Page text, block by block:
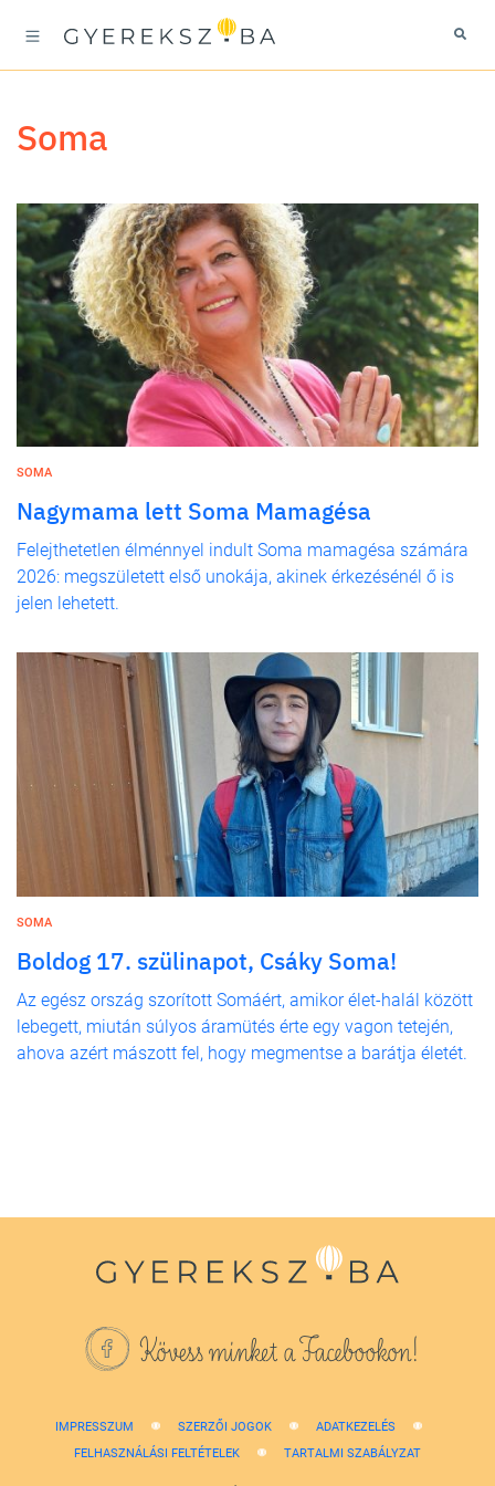
Soma
SOMA
Nagymama lett Soma Mamagésa
Felejthetetlen élménnyel indult Soma mamagésa számára
2026: megszületett első unokája, akinek érkezésénél ő is
jelen lehetett.
SOMA
Boldog 17. szülinapot, Csáky Soma!
Az egész ország szorított Somáért, amikor élet-halál között
lebegett, miután súlyos áramütés érte egy vagon tetején,
ahova azért mászott fel, hogy megmentse a barátja életét.
Kövess minket a Facebookon!
IMPRESSZUM SZERZŐI JOGOK
ADATKEZELÉS
FELHASZNÁLÁSI FELTÉTELEK
TARTALMI SZABÁLYZAT